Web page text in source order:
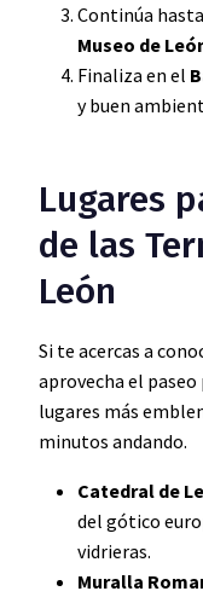
Continúa
Museo de
Finaliza en el
y buen
Lugares
de las
León
Si te acercas a
aprovecha el
lugares más
minutos andando.
Catedral de
del gótico
vidrieras.
Muralla